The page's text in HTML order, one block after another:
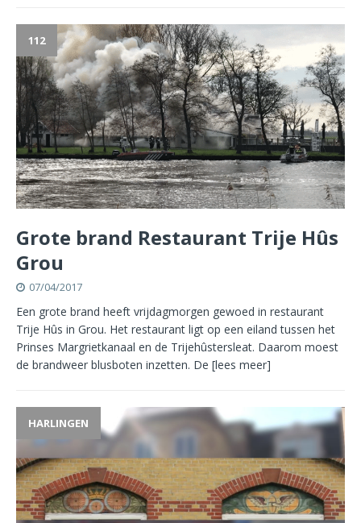
112
Grote brand Restaurant Trije Hûs
Grou
07/04/2017
Een grote brand heeft vrijdagmorgen gewoed in restaurant
Trije Hûs in Grou. Het restaurant ligt op een eiland tussen het
Prinses Margrietkanaal en de Trijehûstersleat. Daarom moest
de brandweer blusboten inzetten. De [lees meer]
HARLINGEN